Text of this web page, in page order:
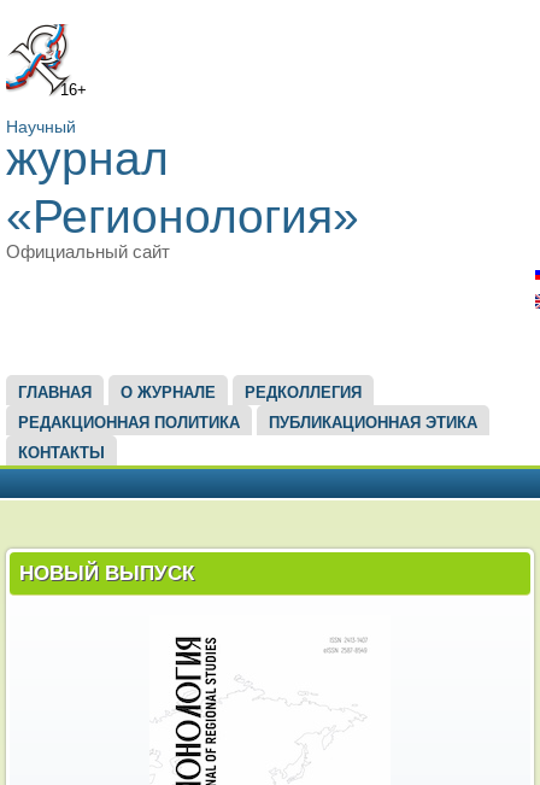
16+
Научный
журнал
«Регионология»
Официальный сайт
ГЛАВНОЕ МЕНЮ
ГЛАВНАЯ О ЖУРНАЛЕ
РЕДКОЛЛЕГИЯ
РЕДАКЦИОННАЯ ПОЛИТИКА
ПУБЛИКАЦИОННАЯ ЭТИКА
КОНТАКТЫ
НОВЫЙ ВЫПУСК